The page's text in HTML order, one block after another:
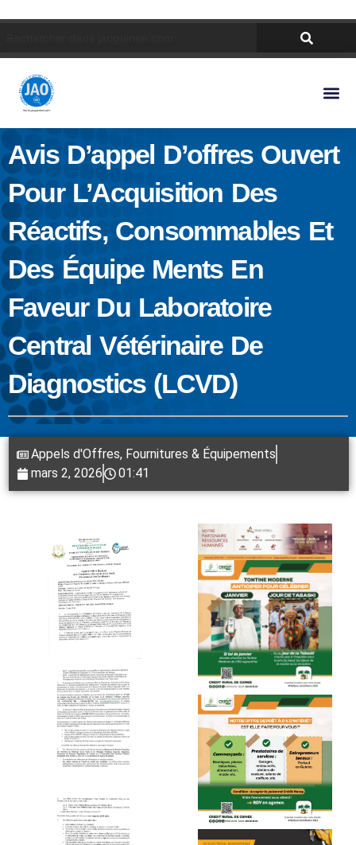
Avis D’appel D’offres Ouvert
Pour L’Acquisition Des
Réactifs, Consommables Et
Des Équipe Ments En
Faveur Du Laboratoire
Central Vétérinaire De
Diagnostics (LCVD)
Appels d'Offres, Fournitures & Équipements
mars 2, 2026
01:41